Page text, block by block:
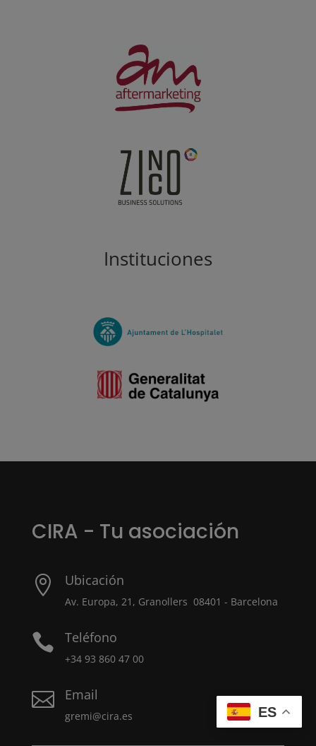
Instituciones
CIRA - Tu asociación
 Ubicación
Av. Europa, 21, Granollers 08401 - Barcelona
 Teléfono
+34 93 860 47 00
 Email
gremi@cira.es ES